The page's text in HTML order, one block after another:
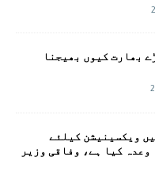
بھارت کیوں بھیجنا
ویکسینیشن کیلئے
کا وعدہ کیا ہے، وفاقی وزیر